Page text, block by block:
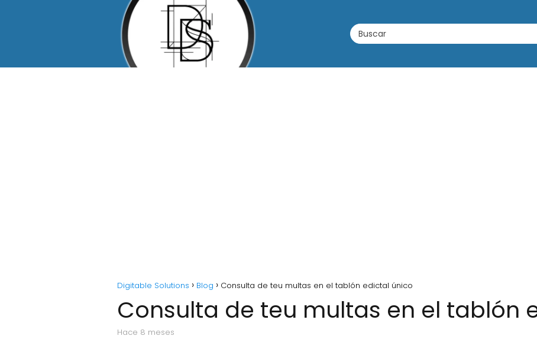
Digitable Solutions Blog Consulta de teu multas en el tablón edictal único
Consulta de teu multas en el tablón
hace 8 meses